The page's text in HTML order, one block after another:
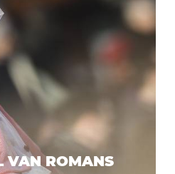
VAN ROMANS